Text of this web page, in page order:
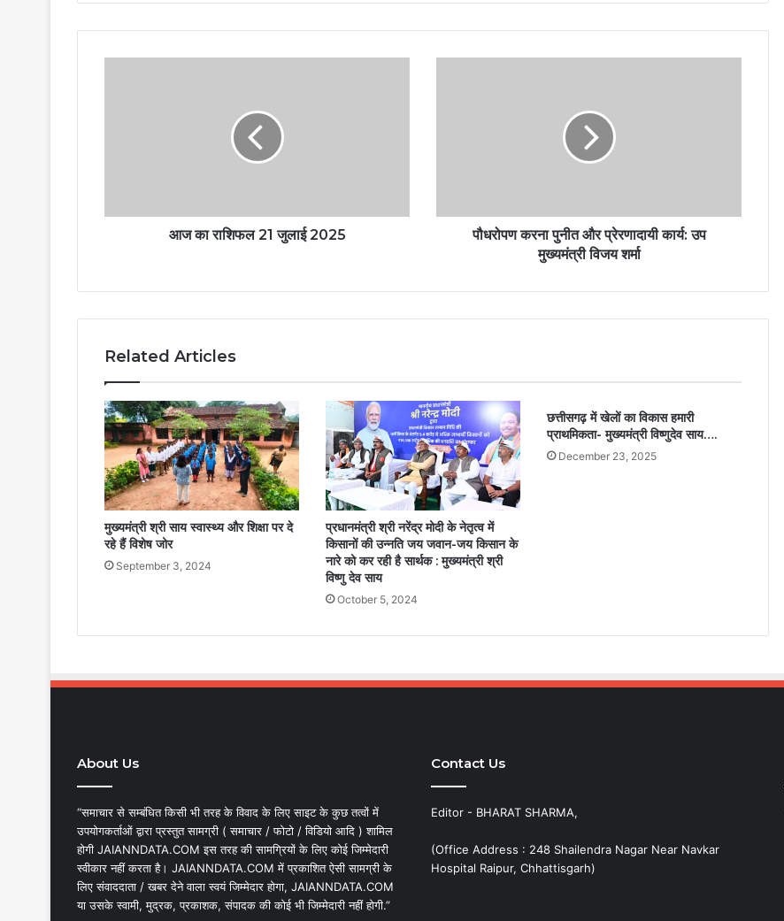
आज का राशिफल 21 जुलाई 2025
पौधरोपण करना पुनीत और प्रेरणादायी कार्य: उप
मुख्यमंत्री विजय शर्मा
Related Articles
मुख्यमंत्री श्री साय स्वास्थ्य और शिक्षा पर दे
रहे हैं विशेष जोर
September 3, 2024
प्रधानमंत्री श्री नरेंद्र मोदी के नेतृत्व में
किसानों की उन्नति जय जवान-जय किसान के
नारे को कर रही है सार्थक : मुख्यमंत्री श्री
विष्णु देव साय
October 5, 2024
छत्तीसगढ़ में खेलों का विकास हमारी
प्राथमिकता- मुख्यमंत्री विष्णुदेव साय….
December 23, 2025
About Us
“समाचार से सम्बंधित किसी भी तरह के विवाद के लिए साइट के कुछ तत्वों में
उपयोगकर्ताओं द्वारा प्रस्तुत सामग्री ( समाचार / फोटो / विडियो आदि ) शामिल
होगी JAIANNDATA.COM इस तरह की सामग्रियों के लिए कोई जिम्मेदारी
स्वीकार नहीं करता है। JAIANNDATA.COM में प्रकाशित ऐसी सामग्री के
लिए संवाददाता / खबर देने वाला स्वयं जिम्मेदार होगा, JAIANNDATA.COM
या उसके स्वामी, मुद्रक, प्रकाशक, संपादक की कोई भी जिम्मेदारी नहीं होगी.”
Contact Us
Editor - BHARAT SHARMA,
(Office Address : 248 Shailendra Nagar Near Navkar
Hospital Raipur, Chhattisgarh)